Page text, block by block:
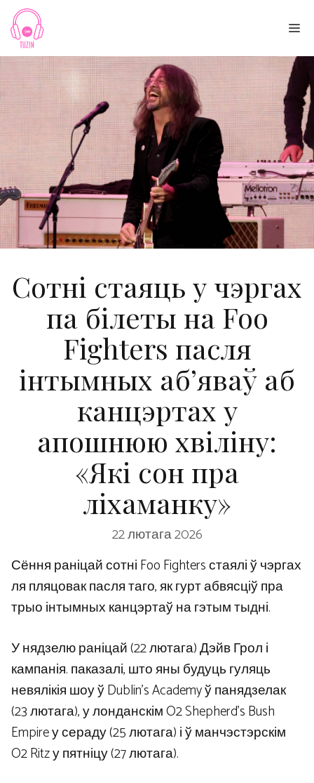
Skip
content
Сотні стаяць у чэргах
па білеты на Foo
Fighters пасля
інтымных аб’яваў аб
канцэртах у
апошнюю хвіліну:
«Які сон пра
ліхаманку»
22 лютага 2026
Сёння раніцай сотні Foo Fighters стаялі ў чэргах
ля пляцовак пасля таго, як гурт абвясціў пра
трыо інтымных канцэртаў на гэтым тыдні.
У нядзелю раніцай (22 лютага) Дэйв Грол і
кампанія. паказалі, што яны будуць гуляць
невялікія шоу ў Dublin’s Academy ў панядзелак
(23 лютага), у лонданскім O2 Shepherd’s Bush
Empire у сераду (25 лютага) і ў манчэстэрскім
O2 Ritz у пятніцу (27 лютага).